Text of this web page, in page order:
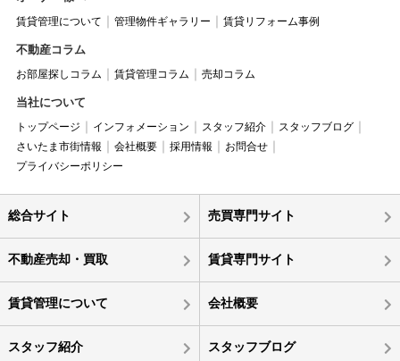
賃貸管理について 管理物件ギャラリー 賃貸リフォーム事例
不動産コラム
お部屋探しコラム 賃貸管理コラム 売却コラム
当社について
トップページ インフォメーション スタッフ紹介
スタッフブログ
さいたま市街情報
会社概要 採用情報
お問合せ
プライバシーポリシー
総合サイト 売買専門サイト
不動産売却・買取 賃貸専門サイト
賃貸管理について 会社概要
スタッフ紹介 スタッフブログ